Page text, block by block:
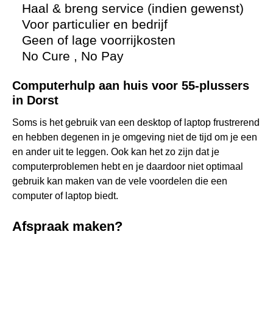
Haal & breng service (indien gewenst)
Voor particulier en bedrijf
Geen of lage voorrijkosten
No Cure , No Pay
Computerhulp aan huis voor 55-plussers
in Dorst
Soms is het gebruik van een desktop of laptop frustrerend
en hebben degenen in je omgeving niet de tijd om je een
en ander uit te leggen. Ook kan het zo zijn dat je
computerproblemen hebt en je daardoor niet optimaal
gebruik kan maken van de vele voordelen die een
computer of laptop biedt.
Afspraak maken?